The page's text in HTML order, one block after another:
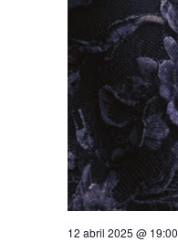
12 abril 2025 @ 19:00